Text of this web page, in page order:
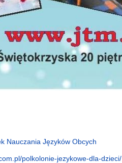
Nauczania Języków Obcych
polkolonie-jezykowe-dla-dzieci/